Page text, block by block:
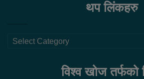
थप लिंकहरु
थप
विश्व खोज तर्फको